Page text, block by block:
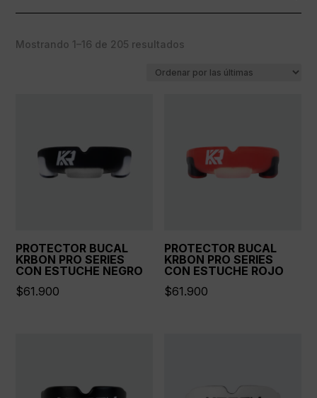
Mostrando 1–16 de 205 resultados
los
PROTECTOR BUCAL
KRBON PRO SERIES
CON ESTUCHE NEGRO
$61.900
PROTECTOR BUCAL
KRBON PRO SERIES
CON ESTUCHE ROJO
$61.900